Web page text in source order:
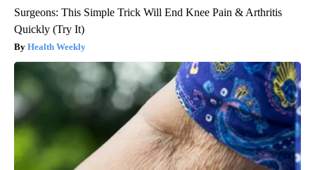
Surgeons: This Simple Trick Will End Knee Pain & Arthritis
Quickly (Try It)
Health Weekly